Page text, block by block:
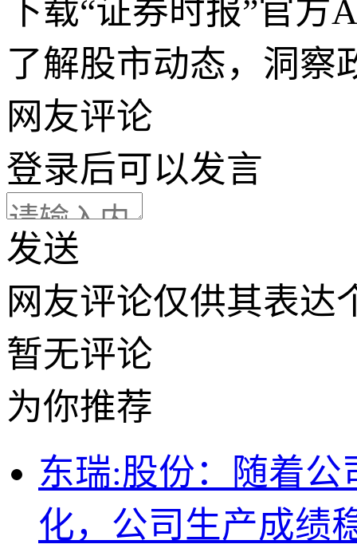
下载“证券时报”官方
了解股市动态，洞察
网友评论
登录后可以发言
发送
网友评论仅供其表达
暂无评论
为你推荐
东瑞:股份：随着
化，公司生产成绩